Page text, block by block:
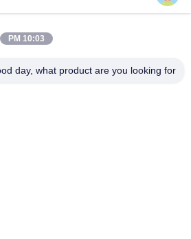
10:03 PM
Good day, what product are you looking